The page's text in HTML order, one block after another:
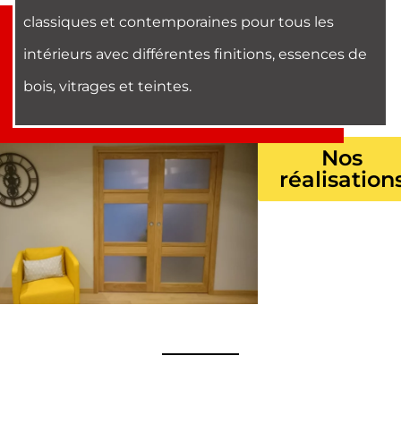
classiques et contemporaines pour tous les
intérieurs avec différentes finitions, essences de
bois, vitrages et teintes.
Nos